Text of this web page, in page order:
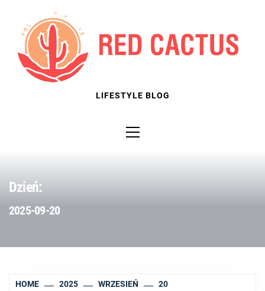
content
LIFESTYLE BLOG
Menu
Dzień:
2025-09-20
HOME 2025 WRZESIEŃ 20